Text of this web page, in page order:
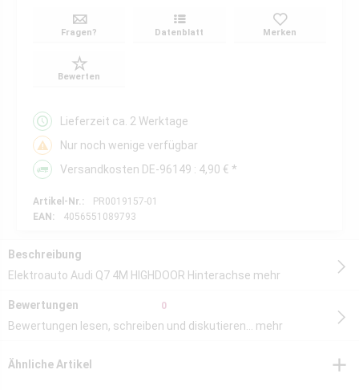
Fragen? Datenblatt Merken
Bewerten
Lieferzeit ca. 2 Werktage
Nur noch wenige verfügbar
Versandkosten DE-96149 : 4,90 € *
Artikel-Nr.:
PR0019157-01
EAN:
4056551089793
Beschreibung
Elektroauto Audi Q7 4M HIGHDOOR Hinterachse mehr
Bewertungen 0
Bewertungen lesen, schreiben und diskutieren... mehr
Ähnliche Artikel